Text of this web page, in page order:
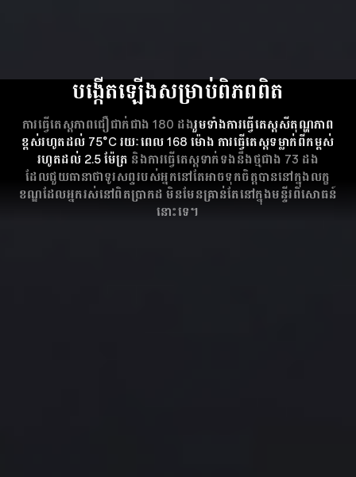
បង្កើតឡើងសម្រាប់ពិភពពិត
ការធ្វើតេស្តភាពជឿជាក់ជាង 180 ដងរួមទាំងការធ្វើតេស្តសីតុណ្ហភាព
ខ្ពស់រហូតដល់ 75°C រយៈពេល 168 ម៉ោង ការធ្វើតេស្តទម្លាក់ពីកម្ពស់
រហូតដល់ 2.5 ម៉ែត្រ និងការធ្វើតេស្តទាក់ទងនឹងថ្មជាង 73 ដង
ដែលជួយធានាថាទូរសព្ទរបស់អ្នកនៅតែអាចទុកចិត្តបាននៅក្នុងលក្ខ
ខណ្ឌដែលអ្នករស់នៅពិតប្រាកដ មិនមែនគ្រាន់តែនៅក្នុងមន្ទីរពិសោធន៍
នោះទេ។